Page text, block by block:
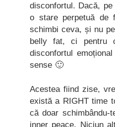
disconfortul. Dacă,
o stare perpetuă de
schimbi ceva, și nu
belly fat, ci
disconfortul
sense 🙂
Acestea fiind zise,
există a RIGHT time
că doar schimbându-
inner peace. Niciun